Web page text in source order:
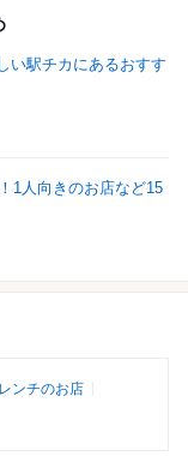
い駅チカにあるおすす
1人向きのお店など15
ンチのお店